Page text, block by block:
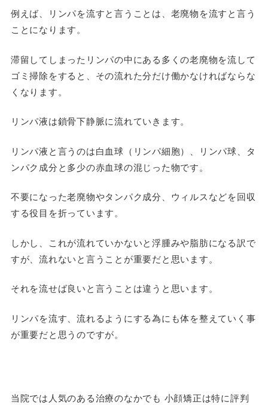
例えば、リンパを流すと言うことは、老廃物を流すと言う
ことになります。
滞留してしまったリンパの中にある多くの老廃物を流して
ゴミ掃除をすると、その流れた分だけ働かなければならな
くなります。
リンパ液は鎖骨下静脈に流れていきます。
リンパ液と言うのは白血球（リンパ細胞）、リンパ球、タ
ンパク成分と多少の赤血球の混じった物です。
不要になった老廃物やタンパク成分、ウィルスなどを回収
する役目を折っています。
しかし、これが流れていかないと浮腫みや脂肪になる訳で
すが、流れないと言うことが重要だと思います。
それを流せば良いと言うことは違うと思います。
リンパを流す、流れるようにする為にも体を整えていく事
が重要だと思うのですが。
当院では人気のある治療のなかでも 小顔矯正は特に評判